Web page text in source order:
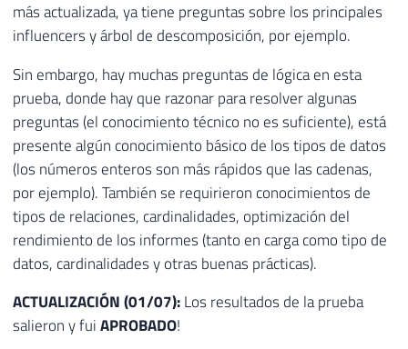
más actualizada, ya tiene preguntas sobre los principales
influencers y árbol de descomposición, por ejemplo.
Sin embargo, hay muchas preguntas de lógica en esta
prueba, donde hay que razonar para resolver algunas
preguntas (el conocimiento técnico no es suficiente), está
presente algún conocimiento básico de los tipos de datos
(los números enteros son más rápidos que las cadenas,
por ejemplo). También se requirieron conocimientos de
tipos de relaciones, cardinalidades, optimización del
rendimiento de los informes (tanto en carga como tipo de
datos, cardinalidades y otras buenas prácticas).
ACTUALIZACIÓN (01/07):Los resultados de la prueba
salieron y fuiAPROBADO!